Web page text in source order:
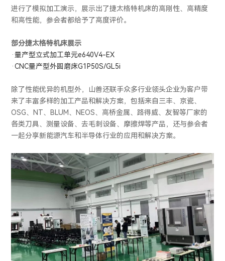
进行了模拟加工演示，展示出了捷太格特机床的高刚性、高精度
和高性能，参会者都给予了高度评价。
部分捷太格特机床展示
·量产型立式加工单元e640V4-EX
·CNC量产型外圆磨床G1P50S/GL5i
除了性能优异的机型外，山善还联手众多行业领头企业为客户带
来了丰富多样的加工产品和解决方案，包括来自三丰、京瓷、
OSG、NT、BLUM、NEOS、高桥金属、路得威、友智等厂家的
各类刀具、测量设备、去毛刺设备、摩擦焊等产品，还与参会者
一起分享新能源汽车和半导体行业的应用和解决方案。